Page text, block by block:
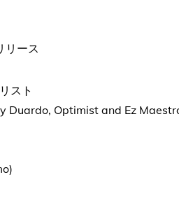
リース
スト
Duardo, Optimist and Ez